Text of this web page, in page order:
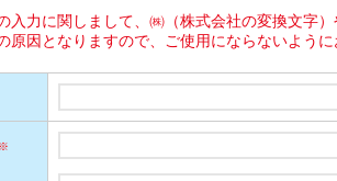
入力に関しまして、㈱（株式会社の変換文字
原因となりますので、ご使用にならないよう